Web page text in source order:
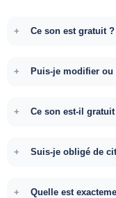
Ce son est gratuit ?
Puis-je modifier
Ce son est-il
Suis-je obligé de
Quelle est